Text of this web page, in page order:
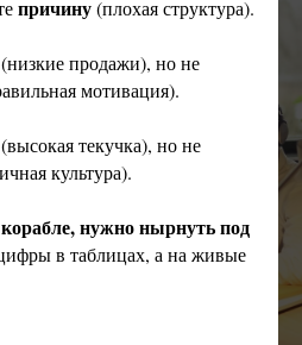
причину(плохая структура).
(низкие продажи), но не
мотивация).
(высокая текучка), но не
культура).
нужно нырнуть под
в таблицах, а на живые